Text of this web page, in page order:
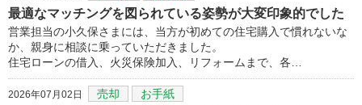
最適なマッチングを図られている姿勢が大変印象的でした
営業担当の小久保さまには、当方が初めての住宅購入で慣れないな
か、親身に相談に乗っていただきました。
住宅ローンの借入、火災保険加入、リフォームまで、各…
2026年07月02日 売却 お手紙